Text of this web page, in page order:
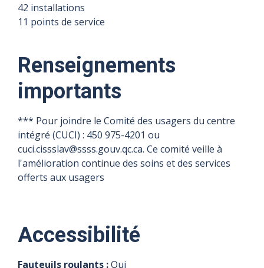
Heures
2026
2026
Heures
Heures
Heures
42 installations
11 points de service
Renseignements
importants
*** Pour joindre le Comité des usagers du centre
intégré (CUCI) : 450 975-4201 ou
cuci.cissslav@ssss.gouv.qc.ca. Ce comité veille à
l'amélioration continue des soins et des services
offerts aux usagers
Accessibilité
Fauteuils roulants :Oui